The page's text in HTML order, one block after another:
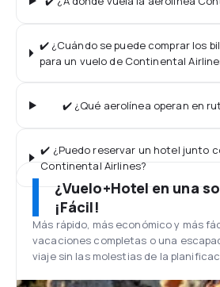
✔️ ¿Cuándo se puede comprar los
para un vuelo de Continental
✔️ ¿Qué aerolínea operan en
✔️ ¿Puedo reservar un hotel junto
Continental Airlines?
¿Vuelo+Hotel en una
¡Fácil!
Más rápido, más económico y más
vacaciones completas o una
viaje sin las molestias de la